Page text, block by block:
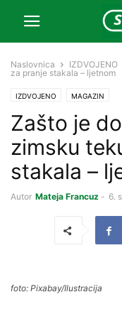
Naslovnica IZDVOJENO
za pranje stakala – ljetnom
IZDVOJENO MAGAZIN
Zašto je
zimsku
stakala –
Autor Mateja Francuz - 6.
foto: Pixabay/Ilustracija